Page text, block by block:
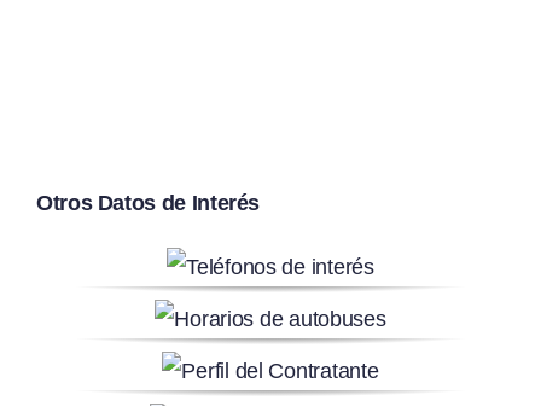
Otros Datos de Interés